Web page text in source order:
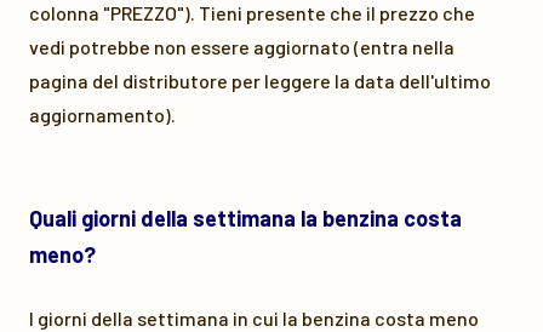
colonna "PREZZO"). Tieni presente che il prezzo che
vedi potrebbe non essere aggiornato (entra nella
pagina del distributore per leggere la data dell'ultimo
aggiornamento).
Quali giorni della settimana la benzina costa
meno?
I giorni della settimana in cui la benzina costa meno